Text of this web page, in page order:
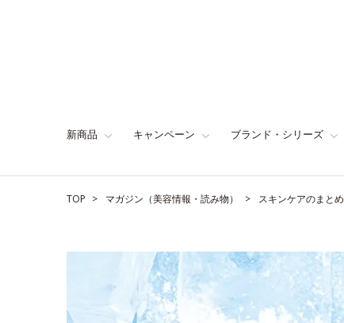
新商品 キャンペーン ブランド・シリーズ
TOP マガジン（美容情報・読み物） スキンケアのまとめ